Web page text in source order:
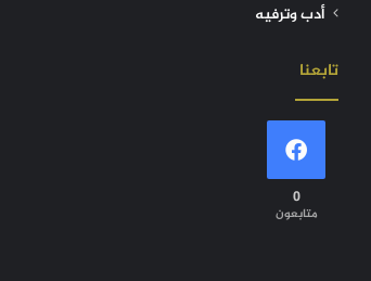
أدب وترفيه
تابعنا
0
متابعون